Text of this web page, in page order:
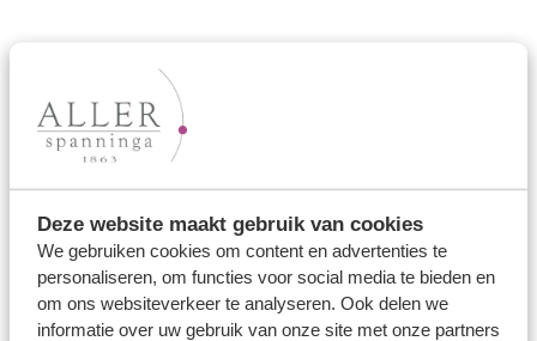
Deze website maakt gebruik van cookies
We gebruiken cookies om content en advertenties te
personaliseren, om functies voor social media te bieden en
om ons websiteverkeer te analyseren. Ook delen we
informatie over uw gebruik van onze site met onze partners
Ons aanbod
Trouwringen
Verlovingsringen
Vriendschapsringen
Over ons